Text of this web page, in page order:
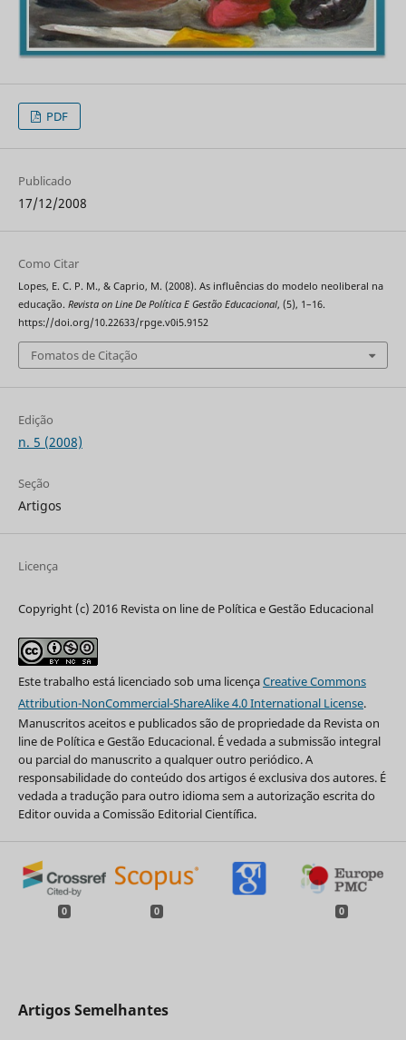
PDF
Publicado
17/12/2008
Como Citar
Lopes, E. C. P. M., & Caprio, M. (2008). As influências do modelo neoliberal na
educação. Revista on Line De Política E Gestão Educacional, (5), 1–16.
https://doi.org/10.22633/rpge.v0i5.9152
Fomatos de Citação
Edição
n. 5 (2008)
Seção
Artigos
Licença
Copyright (c) 2016 Revista on line de Política e Gestão Educacional
Este trabalho está licenciado sob uma licençaCreative Commons
Attribution-NonCommercial-ShareAlike 4.0 International License.
Manuscritos aceitos e publicados são de propriedade da Revista on
line de Política e Gestão Educacional. É vedada a submissão integral
ou parcial do manuscrito a qualquer outro periódico. A
responsabilidade do conteúdo dos artigos é exclusiva dos autores. É
vedada a tradução para outro idioma sem a autorização escrita do
Editor ouvida a Comissão Editorial Científica.
0 0 0
Artigos Semelhantes